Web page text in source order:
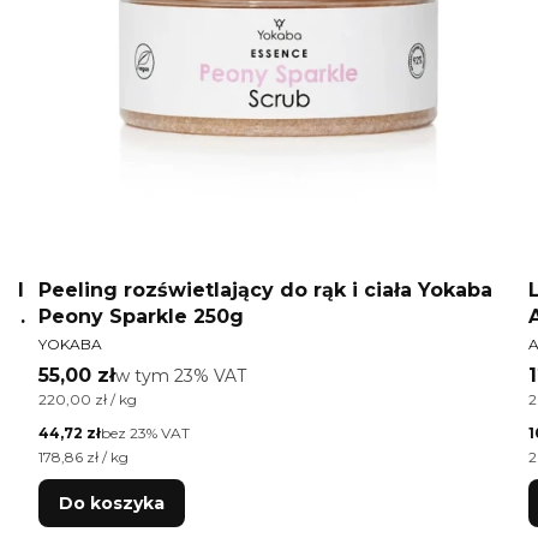
Peeling rozświetlający do rąk i ciała Yokaba
Peony Sparkle 250g
PRODUCENT
YOKABA
Cena brutto
55,00 złw tym %s VAT
w tym 23% VAT
Cena jednostkowa brutto
220,00 zł / kg
Cena netto
44,72 złbez 23% VAT
Cena jednostkowa netto
178,86 zł / kg
Do koszyka